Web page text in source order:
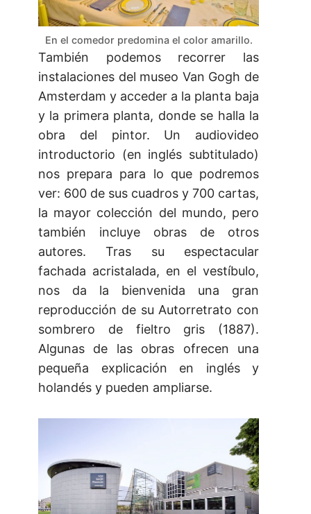
En el comedor predomina el color amarillo.
También podemos recorrer las
instalaciones del museo Van Gogh de
Amsterdam y acceder a la planta baja
y la primera planta, donde se halla la
obra del pintor. Un audiovideo
introductorio (en inglés subtitulado)
nos prepara para lo que podremos
ver: 600 de sus cuadros y 700 cartas,
la mayor colección del mundo, pero
también incluye obras de otros
autores. Tras su espectacular
fachada acristalada, en el vestíbulo,
nos da la bienvenida una gran
reproducción de su Autorretrato con
sombrero de fieltro gris (1887).
Algunas de las obras ofrecen una
pequeña explicación en inglés y
holandés y pueden ampliarse.